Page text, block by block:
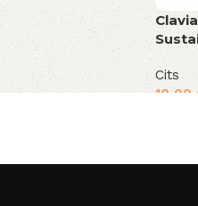
Cits
10,00